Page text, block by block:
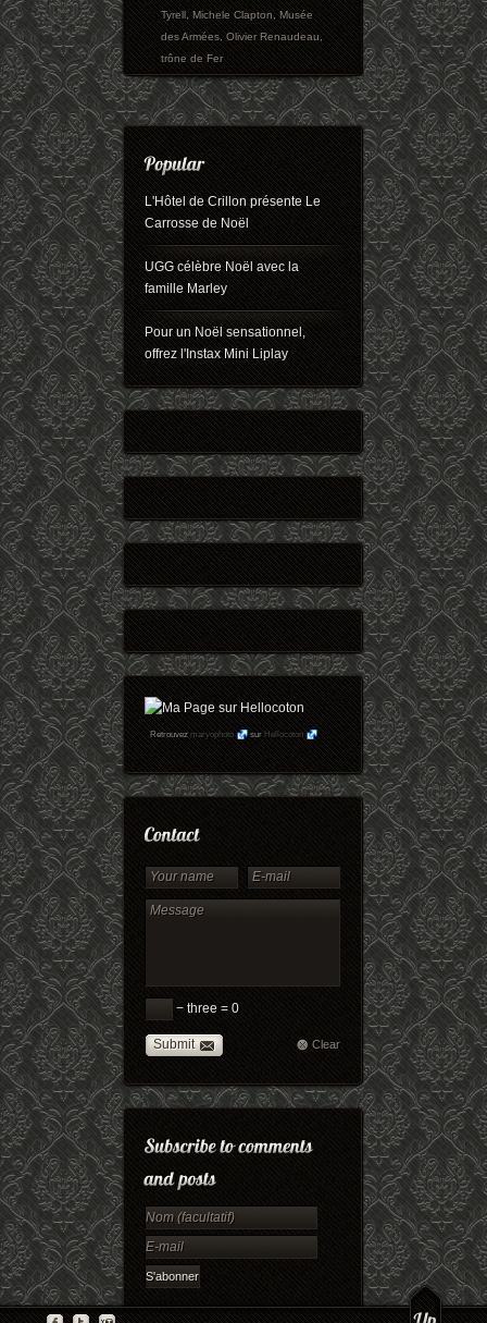
Tyrell,Michele Clapton,Musée
des Armées,Olivier Renaudeau,
trône de Fer
L'Hôtel de Crillon présente Le
Carrosse de Noël
UGG célèbre Noël avec la
famille Marley
Pour un Noël sensationnel,
offrez l'Instax Mini Liplay
Retrouvezmaryophoto surHellocoton
− three = 0
Submit Clear